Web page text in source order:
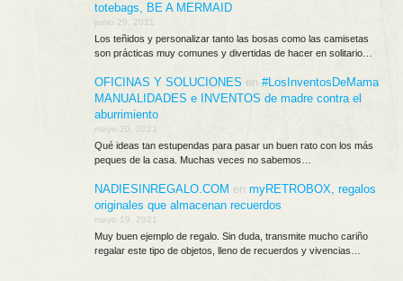
totebags, BE A MERMAID
junio 29, 2021
Los teñidos y personalizar tanto las bosas como las camisetas
son prácticas muy comunes y divertidas de hacer en solitario…
OFICINAS Y SOLUCIONES en #LosInventosDeMama
MANUALIDADES e INVENTOS de madre contra el
aburrimiento
mayo 20, 2021
Qué ideas tan estupendas para pasar un buen rato con los más
peques de la casa. Muchas veces no sabemos…
NADIESINREGALO.COM en myRETROBOX, regalos
originales que almacenan recuerdos
mayo 19, 2021
Muy buen ejemplo de regalo. Sin duda, transmite mucho cariño
regalar este tipo de objetos, lleno de recuerdos y vivencias…